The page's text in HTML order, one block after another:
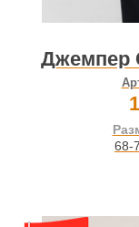
Джемпер
68-